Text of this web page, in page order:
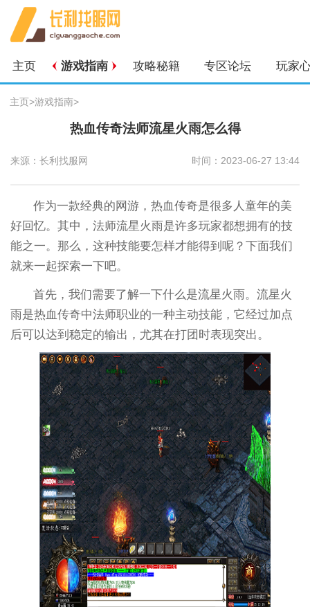
主页 游戏指南 攻略秘籍 专区论坛 玩家
主页>游戏指南>
热血传奇法师流星火雨怎么得
来源：长利找服网 时间：2023-06-27 13:44
作为一款经典的网游，热血传奇是很多人童年的美
好回忆。其中，法师流星火雨是许多玩家都想拥有的技
能之一。那么，这种技能要怎样才能得到呢？下面我们
就来一起探索一下吧。
首先，我们需要了解一下什么是流星火雨。流星火
雨是热血传奇中法师职业的一种主动技能，它经过加点
后可以达到稳定的输出，尤其在打团时表现突出。